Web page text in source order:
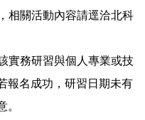
相關活動內容請逕洽北科
實務研習與個人專業或技
報名成功，研習日期未有
。